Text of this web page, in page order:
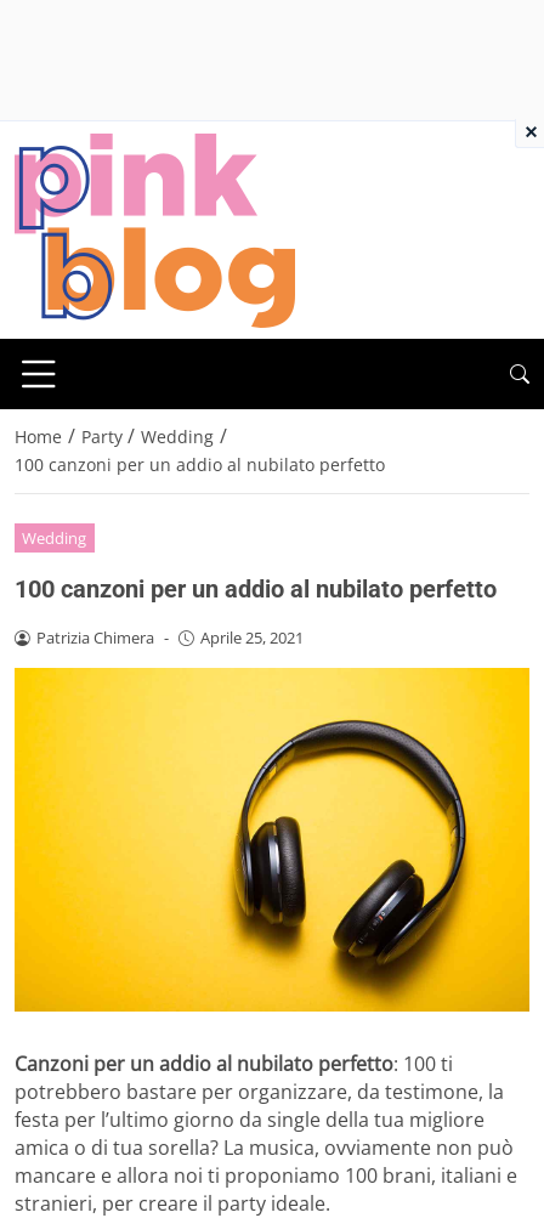
Home / Party / Wedding /
100 canzoni per un addio al nubilato perfetto
Wedding
100 canzoni per un addio al nubilato perfetto
Patrizia Chimera - Aprile 25, 2021
Canzoni per un addio al nubilato perfetto: 100 ti
potrebbero bastare per organizzare, da testimone, la
festa per l’ultimo giorno da single della tua migliore
amica o di tua sorella? La musica, ovviamente non può
mancare e allora noi ti proponiamo 100 brani, italiani e
stranieri, per creare il party ideale.
×